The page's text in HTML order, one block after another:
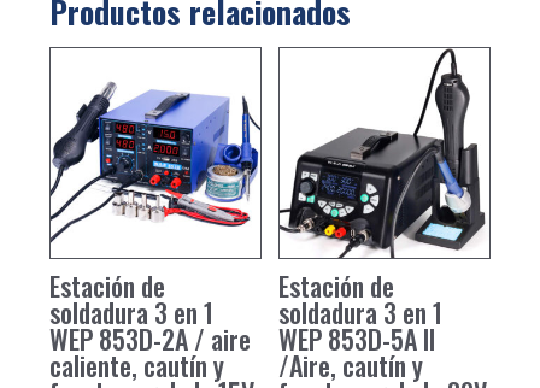
Productos relacionados
Estación de
soldadura 3 en 1
WEP 853D-2A / aire
caliente, cautín y
Estación de
soldadura 3 en 1
WEP 853D-5A II
/Aire, cautín y